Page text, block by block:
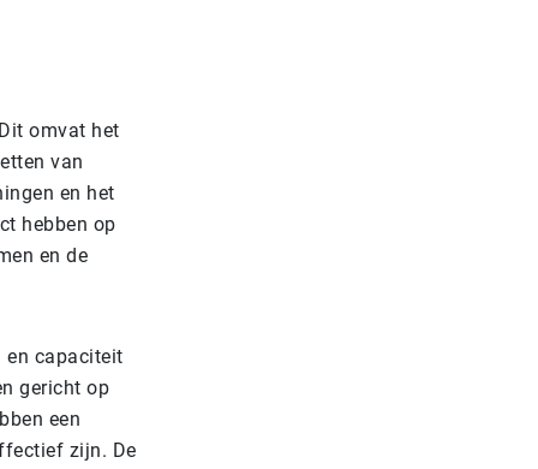
omvat het
van
en het
hebben op
en de
en capaciteit
gericht op
een
zijn. De